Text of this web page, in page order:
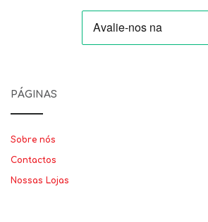
PÁGINAS
Sobre nós
Contactos
Nossas Lojas